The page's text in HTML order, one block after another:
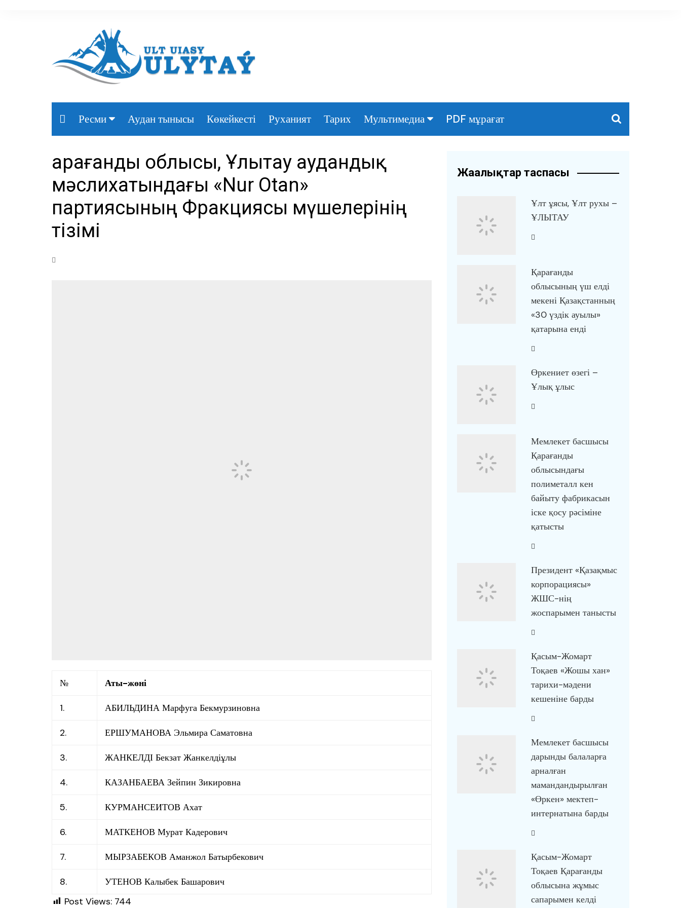
Ресми
Үкімет
Парламент
Облыс әкімдігі
Өңір басшылығы
Аудан тынысы Көкейкесті Руханият Тарих Мультимедиа
Видео
PDF мұрағат
Қарағанды облысы, Ұлытау аудандық
мәслихатындағы «Nur Otan»
партиясының Фракциясы мүшелерінің
тізімі
№ Аты-жөні
1. АБИЛЬДИНА Марфуга Бекмурзиновна
2. ЕРШУМАНОВА Эльмира Саматовна
3. ЖАНКЕЛДІ Бекзат Жанкелдіұлы
4. КАЗАНБАЕВА Зейпин Зикировна
5. КУРМАНСЕИТОВ Ахат
6. МАТКЕНОВ Мурат Кадерович
7. МЫРЗАБЕКОВ Аманжол Батырбекович
8.
УТЕНОВ Калыбек Башарович
Post Views: 744
Жаңалықтар таспасы
Ұлт ұясы, Ұлт рухы –
ҰЛЫТАУ
Қарағанды
облысының үш елді
мекені Қазақстанның
«30 үздік ауылы»
қатарына енді
Өркениет өзегі –
Ұлық ұлыс
Мемлекет басшысы
Қарағанды
облысындағы
полиметалл кен
байыту фабрикасын
іске қосу рәсіміне
қатысты
Президент «Қазақмыс
корпорациясы»
ЖШС-нің
жоспарымен танысты
Қасым-Жомарт
Тоқаев «Жошы хан»
тарихи-мәдени
кешеніне барды
Мемлекет басшысы
дарынды балаларға
арналған
мамандандырылған
«Өркен» мектеп-
интернатына барды
Қасым-Жомарт
Тоқаев Қарағанды
облысына жұмыс
сапарымен келді